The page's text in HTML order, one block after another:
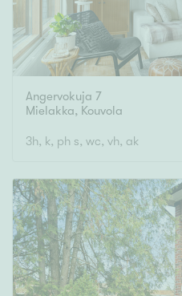
Hissi
Järvi- tai merinäköala
Maalämpö
Oma ranta
Oma sauna
Parveke
Angervokuja 7
Mielakka, Kouvola
3h, k, ph s, wc, vh, ak